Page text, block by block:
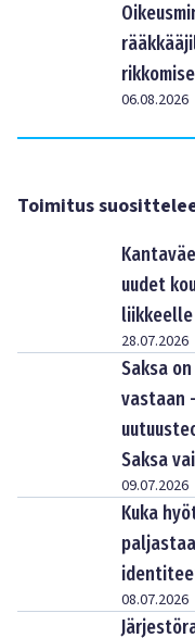
06.08.2026
Toimitus
uudet
liikkeelle
28.07.2026
Saksa
vastaan
Saksa
09.07.2026
Kuka
08.07.2026